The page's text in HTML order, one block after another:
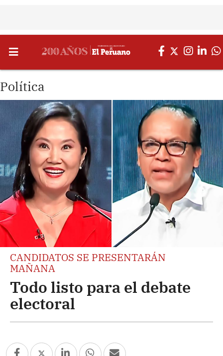
Política
CANDIDATOS SE PRESENTARÁN
MAÑANA
Todo listo para el debate
electoral